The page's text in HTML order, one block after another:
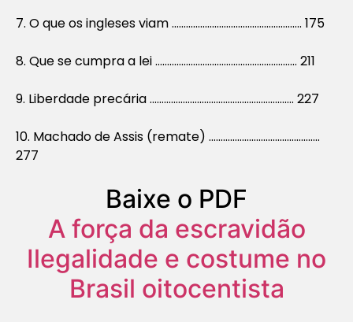
7. O que os ingleses viam ………………………………………………. 175
8. Que se cumpra a lei …………………………………………………… 211
9. Liberdade precária ……………………………………………………. 227
10. Machado de Assis (remate) ………………………………………..
277
Baixe o PDF
A força da escravidão
Ilegalidade e costume no
Brasil oitocentista